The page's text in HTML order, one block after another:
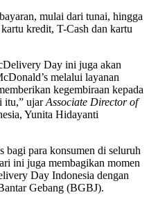
mulai dari tunai, hingga
kredit, T-Cash dan kartu
Day ini juga akan
melalui layanan
kegembiraan kepada
itu,” ujarAssociate Director of
Yunita Hidayanti
bagi para konsumen di seluruh
ini juga membagikan momen
Day Indonesia dengan
Gebang (BGBJ).